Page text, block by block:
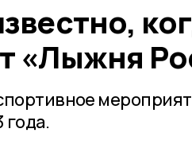
«Лыжня
года.